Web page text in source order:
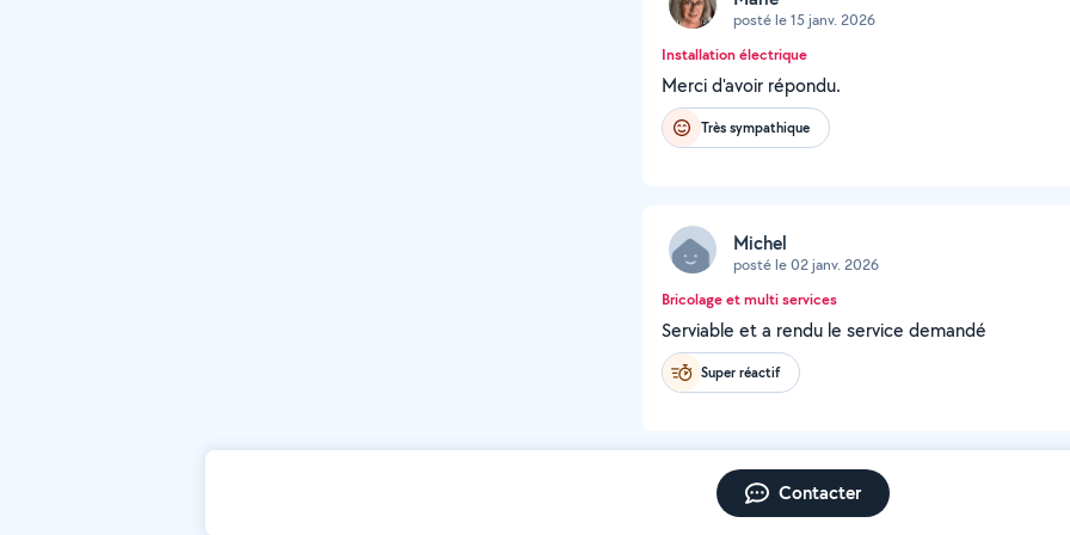
posté le 15 janv. 2026
Installation électrique
Merci d'avoir répondu.
Très sympathique
Michel
posté le 02 janv. 2026
Bricolage et multi services
Serviable et a rendu le service demandé
Super réactif
Contacter